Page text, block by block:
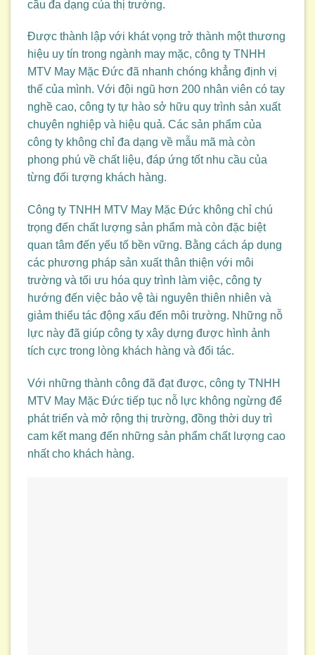
cầu đa dạng của thị trường.
Được thành lập với khát vọng trở thành một thương
hiệu uy tín trong ngành may mặc, công ty TNHH
MTV May Mặc Đức đã nhanh chóng khẳng định vị
thế của mình. Với đội ngũ hơn 200 nhân viên có tay
nghề cao, công ty tự hào sở hữu quy trình sản xuất
chuyên nghiệp và hiệu quả. Các sản phẩm của
công ty không chỉ đa dạng về mẫu mã mà còn
phong phú về chất liệu, đáp ứng tốt nhu cầu của
từng đối tượng khách hàng.
Công ty TNHH MTV May Mặc Đức không chỉ chú
trọng đến chất lượng sản phẩm mà còn đặc biệt
quan tâm đến yếu tố bền vững. Bằng cách áp dụng
các phương pháp sản xuất thân thiện với môi
trường và tối ưu hóa quy trình làm việc, công ty
hướng đến việc bảo vệ tài nguyên thiên nhiên và
giảm thiểu tác động xấu đến môi trường. Những nỗ
lực này đã giúp công ty xây dựng được hình ảnh
tích cực trong lòng khách hàng và đối tác.
Với những thành công đã đạt được, công ty TNHH
MTV May Mặc Đức tiếp tục nỗ lực không ngừng để
phát triển và mở rộng thị trường, đồng thời duy trì
cam kết mang đến những sản phẩm chất lượng cao
nhất cho khách hàng.